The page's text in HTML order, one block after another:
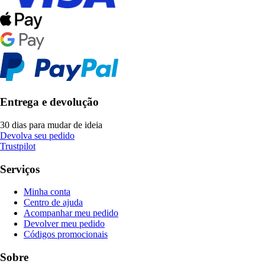
Entrega e devolução
30 dias para mudar de ideia
Devolva seu pedido
Trustpilot
Serviços
Minha conta
Centro de ajuda
Acompanhar meu pedido
Devolver meu pedido
Códigos promocionais
Sobre